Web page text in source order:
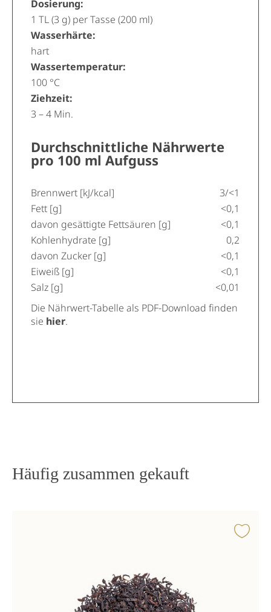
Dosierung:
1 TL (3 g) per Tasse (200 ml)
Wasserhärte:
hart
Wassertemperatur:
100 °C
Ziehzeit:
3 – 4 Min.
Durchschnittliche Nährwerte
pro 100 ml Aufguss
Brennwert [kJ/kcal]
3/<1
Fett [g]
<0,1
davon gesättigte Fettsäuren [g]
<0,1
Kohlenhydrate [g]
0,2
davon Zucker [g]
<0,1
Eiweiß [g]
<0,1
Salz [g]
<0,01
Die Nährwert-Tabelle als PDF-Download finden
sie hier.
Häufig zusammen gekauft